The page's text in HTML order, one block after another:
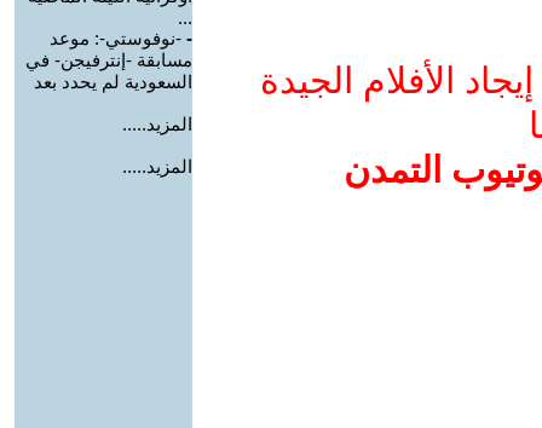
الأفلام الجيدة
التمدن
...
- -نوفوستي-: موعد
مسابقة -إنترفيجن- في
السعودية لم يحدد بعد
المزيد.....
المزيد.....